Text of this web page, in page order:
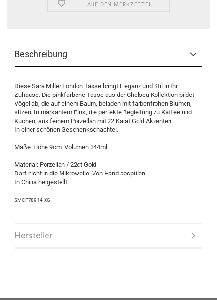
AUF DEN MERKZETTEL
Beschreibung
Diese Sara Miller London Tasse bringt Eleganz und Stil in Ihr
Zuhause. Die pinkfarbene Tasse aus der Chelsea Kollektion bildet
Vögel ab, die auf einem Baum, beladen mit farbenfrohen Blumen,
sitzen. In markantem Pink, die perfekte Begleitung zu Kaffee und
Kuchen, aus feinem Porzellan mit 22 Karat Gold Akzenten.
In einer schönen Geschenkschachtel.
Maße: Höhe 9cm, Volumen 344ml
Material: Porzellan / 22ct Gold
Darf nicht in die Mikrowelle. Von Hand abspülen.
In China hergestellt.
SMCP78914-XG
Hersteller